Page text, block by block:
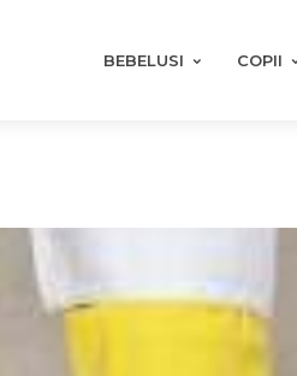
BEBELUSI COPII